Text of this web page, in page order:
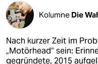
Kolumne Die
Nach kurzer Zeit im
„Motörhead“ sein:
gegründete, 2015